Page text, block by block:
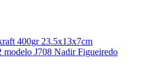
400gr 23.5x13x7cm
modelo J708 Nadir Figueiredo